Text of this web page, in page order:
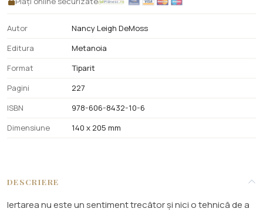
Autor
Nancy Leigh DeMoss
Editura
Metanoia
Format
Tiparit
Pagini
227
ISBN
978-606-8432-10-6
Dimensiune
140 x 205 mm
DESCRIERE
Iertarea nu este un sentiment trecător și nici o tehnică de a